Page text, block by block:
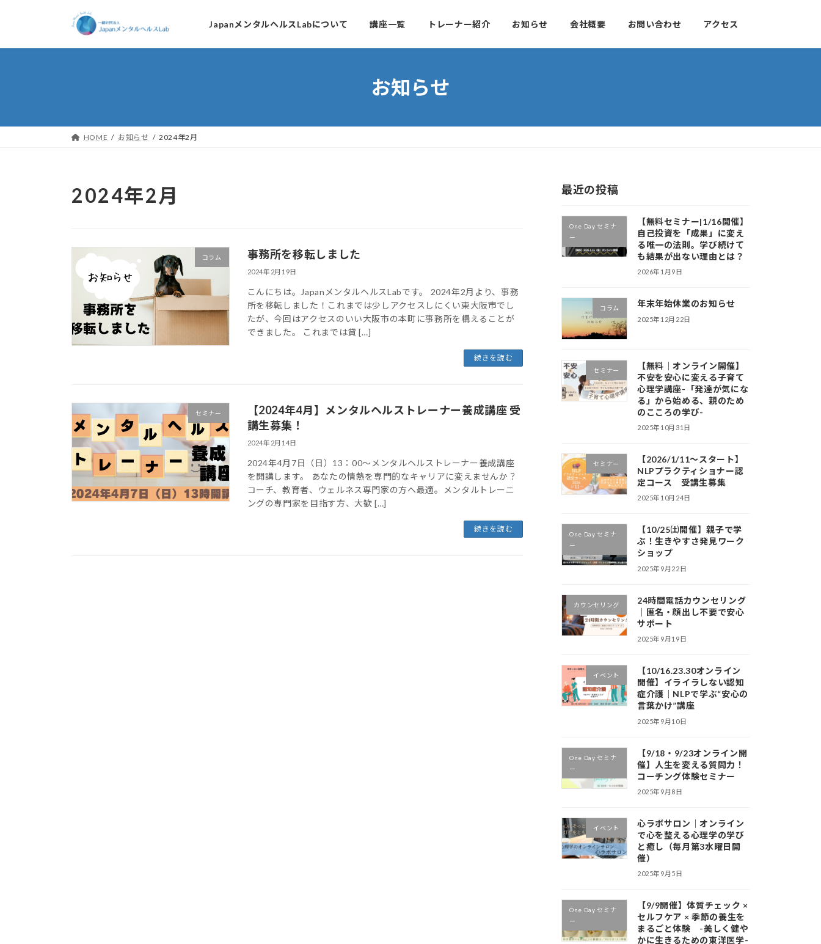
キ
に
JapanメンタルヘルスLabについて 講座一覧 トレーナー紹介 お知らせ 会社概要 お問い合わせ アクセス
お知らせ
HOME お知らせ 2024年2月
2024年2月
コラム 事務所を移転しました
2024年2月19日
こんにちは。JapanメンタルヘルスLabです。 2024年2月より、事務
所を移転しました！これまでは少しアクセスしにくい東大阪市でし
たが、今回はアクセスのいい大阪市の本町に事務所を構えることが
できました。 これまでは貸 […]
続きを読む
セミナー
【2024年4月】メンタルヘルストレーナー養成講座 受
講生募集！
2024年2月14日
2024年4月7日（日）13：00～メンタルヘルストレーナー養成講座
を開講します。 あなたの情熱を専門的なキャリアに変えませんか？
コーチ、教育者、ウェルネス専門家の方へ最適。メンタルトレーニ
ングの専門家を目指す方、大歓 […]
続きを読む
最近の投稿
One Day セミナ
ー
【無料セミナー|1/16開催】
自己投資を「成果」に変え
る唯一の法則。学び続けて
も結果が出ない理由とは？
2026年1月9日
コラム 年末年始休業のお知らせ
2025年12月22日
セミナー
【無料｜オンライン開催】
不安を安心に変える子育て
心理学講座-「発達が気にな
る」から始める、親のため
のこころの学び-
2025年10月31日
セミナー
【2026/1/11～スタート】
NLPプラクティショナー認
定コース 受講生募集
2025年10月24日
One Day セミナ
ー
【10/25㈯開催】親子で学
ぶ！生きやすさ発見ワーク
ショップ
2025年9月22日
カウンセリング
24時間電話カウンセリング
｜匿名・顔出し不要で安心
サポート
2025年9月19日
イベント
【10/16.23.30オンライン
開催】イライラしない認知
症介護｜NLPで学ぶ“安心の
言葉かけ”講座
2025年9月10日
One Day セミナ
ー
【9/18・9/23オンライン開
催】人生を変える質問力！
コーチング体験セミナー
2025年9月8日
イベント
心ラボサロン｜オンライン
で心を整える心理学の学び
と癒し（毎月第3水曜日開
催）
2025年9月5日
One Day セミナ
ー
【9/9開催】体質チェック ×
セルフケア × 季節の養生を
まるごと体験 -美しく健や
かに生きるための東洋医学-